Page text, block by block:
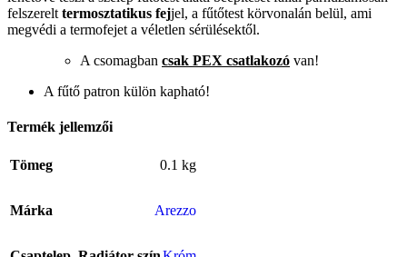
felszerelt termosztatikus fejjel, a fűtőtest körvonalán belül, ami
megvédi a termofejet a véletlen sérülésektől.
A csomagban csak PEX csatlakozó van!
A fűtő patron külön kapható!
Termék jellemzői
Tömeg 0.1 kg
Márka Arezzo